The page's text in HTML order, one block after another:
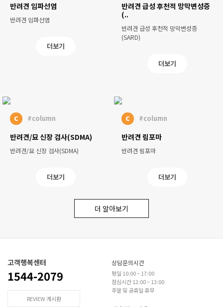
반려견 임파선염
반려견 임파선염
더보기
반려견 급성 후천적 망막변성증
(..
반려견 급성 후천적 망막변성증
(SARD)
더보기
c #column
반려견/묘 신장 검사(SDMA)
반려견/묘 신장 검사(SDMA)
더보기
c #column
반려견 림포마
반려견 림포마
더보기
더 알아보기
고객행복센터
1544-2079
REVIEW 게시판
상담문의시간
평일 10:00 ~ 17:00
점심시간 12:00 ~ 13:00
주말 및 공휴일 휴무